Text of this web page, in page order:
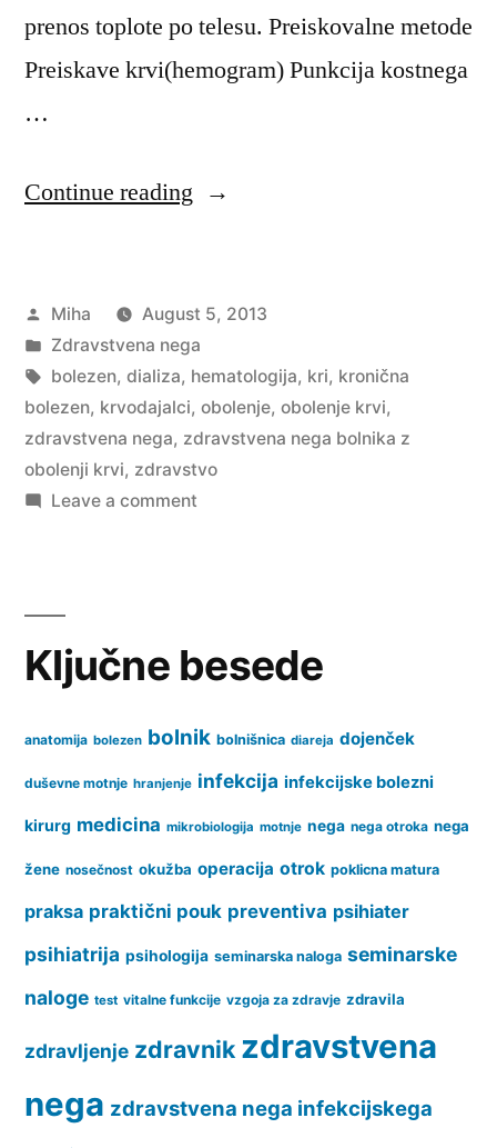
prenos toplote po telesu. Preiskovalne metode
Preiskave krvi(hemogram) Punkcija kostnega
…
Continue reading “Zdravstvena
pri
obolenjih
krvi”
Posted
by
Miha
August 5, 2013
Posted
in
Zdravstvena nega
Tags:
bolezen, dializa, hematologija, kri, kronična
bolezen, krvodajalci, obolenje, obolenje krvi,
zdravstvena nega, zdravstvena nega bolnika z
obolenji krvi, zdravstvo
Leave a commenton
obolenjih
krvi
Ključne besede
anatomija bolezen bolnik bolnišnica diareja dojenček
duševne motnje hranjenje infekcija infekcijske bolezni
kirurg medicina mikrobiologija motnje nega nega otroka nega
žene nosečnost okužba operacija otrok poklicna matura
praksa praktični pouk preventiva psihiater
psihiatrija psihologija seminarska naloga seminarske
naloge test vitalne funkcije vzgoja za zdravje zdravila
zdravljenje zdravnik zdravstvena
nega zdravstvena nega infekcijskega